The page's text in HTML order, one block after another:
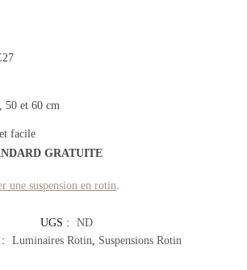
50 et 60 cm
facile
GRATUITE
une suspension en rotin.
UGS :
ND
Luminaires Rotin, Suspensions Rotin